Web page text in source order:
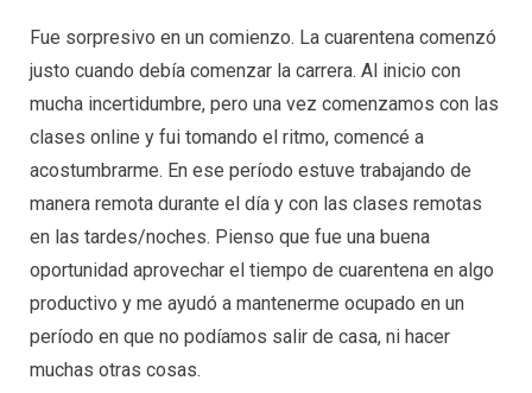
Fue sorpresivo en un comienzo. La cuarentena comenzó
justo cuando debía comenzar la carrera. Al inicio con
mucha incertidumbre, pero una vez comenzamos con las
clases online y fui tomando el ritmo, comencé a
acostumbrarme. En ese período estuve trabajando de
manera remota durante el día y con las clases remotas
en las tardes/noches. Pienso que fue una buena
oportunidad aprovechar el tiempo de cuarentena en algo
productivo y me ayudó a mantenerme ocupado en un
período en que no podíamos salir de casa, ni hacer
muchas otras cosas.